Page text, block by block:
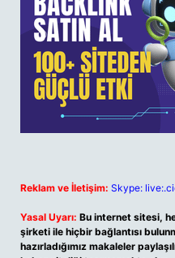
Reklam ve İletişim: Skype:
Yasal Uyarı: Bu internet sitesi,
şirketi ile hiçbir bağlantısı
hazırladığımız makaleler